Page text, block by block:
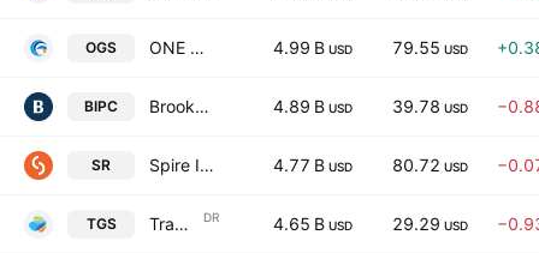
OGS ONE Gas, Inc. 4.99 B USD 79.55 USD
BIPC Brookfield Infrastructure Corporation Class A 4.89 B USD 39.78 USD
SR Spire Inc. 4.77 B USD 80.72 USD
TGS Transportadora de Gas del Sur SA Sponsored ADR Class B RegS DR 4.65 B USD 29.29 USD